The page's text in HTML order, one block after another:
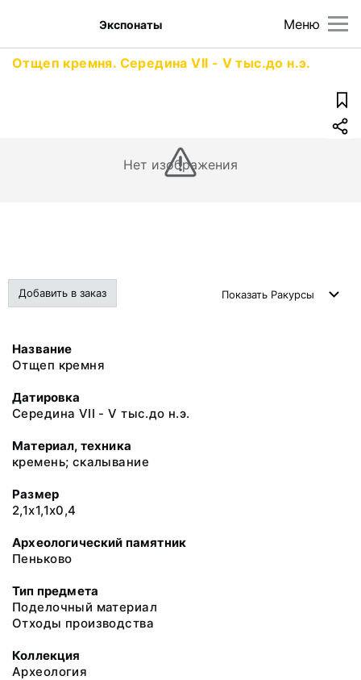
Меню
Экспонаты
Отщеп кремня. Середина VII - V тыс.до н.э.
Нет изображения
Добавить в заказ Показать Ракурсы
Название
Отщеп кремня
Датировка
Середина VII - V тыс.до н.э.
Материал, техника
кремень; скалывание
Размер
2,1х1,1х0,4
Археологический памятник
Пеньково
Тип предмета
Поделочный материал
Отходы производства
Коллекция
Археология